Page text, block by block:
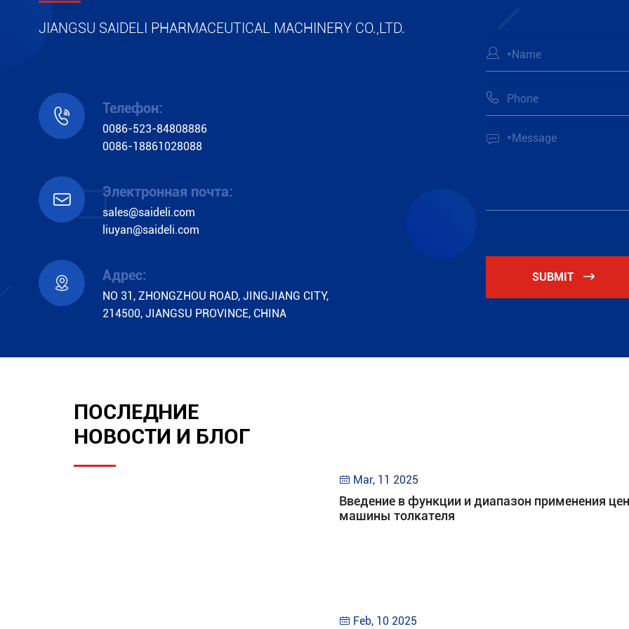
JIANGSU SAIDELI PHARMACEUTICAL MACHINERY CO.,LTD.
 Телефон:
0086-523-84808886
0086-18861028088
 Электронная почта:
sales@saideli.com
liuyan@saideli.com
 Адрес:
NO 31, ZHONGZHOU ROAD, JINGJIANG CITY,
214500, JIANGSU PROVINCE, CHINA



SUBMIT 
ПОСЛЕДНИЕ
НОВОСТИ И БЛОГ
 Mar, 11 2025
Введение в функции и диапазон применения
машины толкателя
 Feb, 10 2025